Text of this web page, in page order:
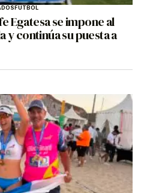
FÚTBOL
Egatesa se impone al
y continúa su puesta a